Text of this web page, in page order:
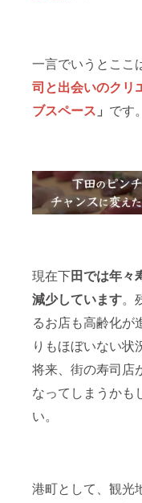
一言でいうとここ
司と出会いのクリ
ブスペース 」 です。
現在下田では年々
減少しています。
るお店も高齢化が
りもほぼいない状
将来、街の寿司店
なってしまうかも
い。
港町として、観光